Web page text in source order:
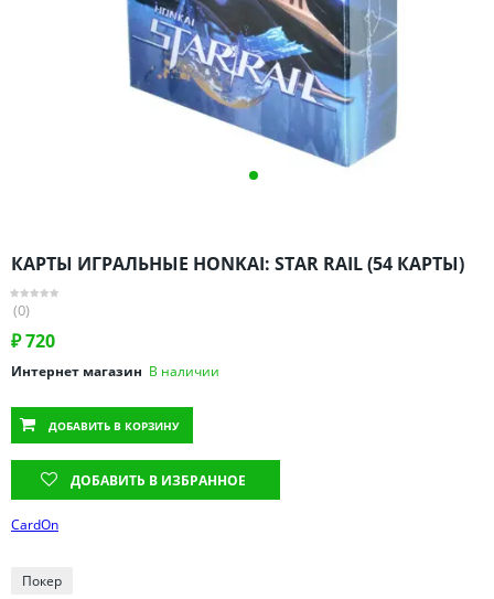
Оренбургская область
Пензенская область
Пермский край
Саратовская область
Свердловская область
Смоленская область
Ставропольский край
Татарстан
Тверская область
Томская область
Тюменская область
КАРТЫ ИГРАЛЬНЫЕ HONKAI: STAR RAIL (54 КАРТЫ)
(0)
₽720
Интернет магазин В наличии
ДОБАВИТЬ В КОРЗИНУ
ДОБАВИТЬ В ИЗБРАННОЕ
CardOn
Покер